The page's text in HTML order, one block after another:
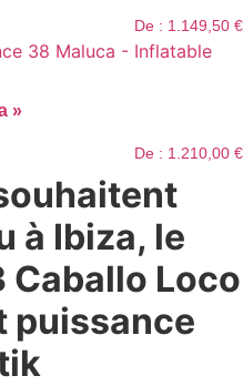
De : 1.149,50 €
»
De : 1.210,00 €
à Ibiza, le
Caballo Loco
puissance